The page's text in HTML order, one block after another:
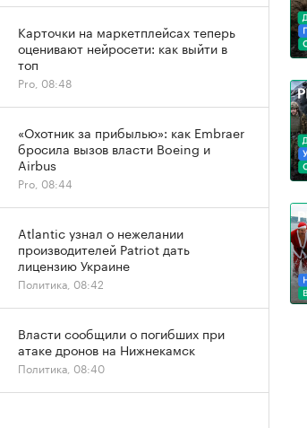
Карточки на маркетплейсах теперь
оценивают нейросети: как выйти в
топ
Pro, 08:48
«Охотник за прибылью»: как Embraer
бросила вызов власти Boeing и
Airbus
Pro, 08:44
Atlantic узнал о нежелании
производителей Patriot дать
лицензию Украине
Политика, 08:42
Власти сообщили о погибших при
атаке дронов на Нижнекамск
Политика, 08:40